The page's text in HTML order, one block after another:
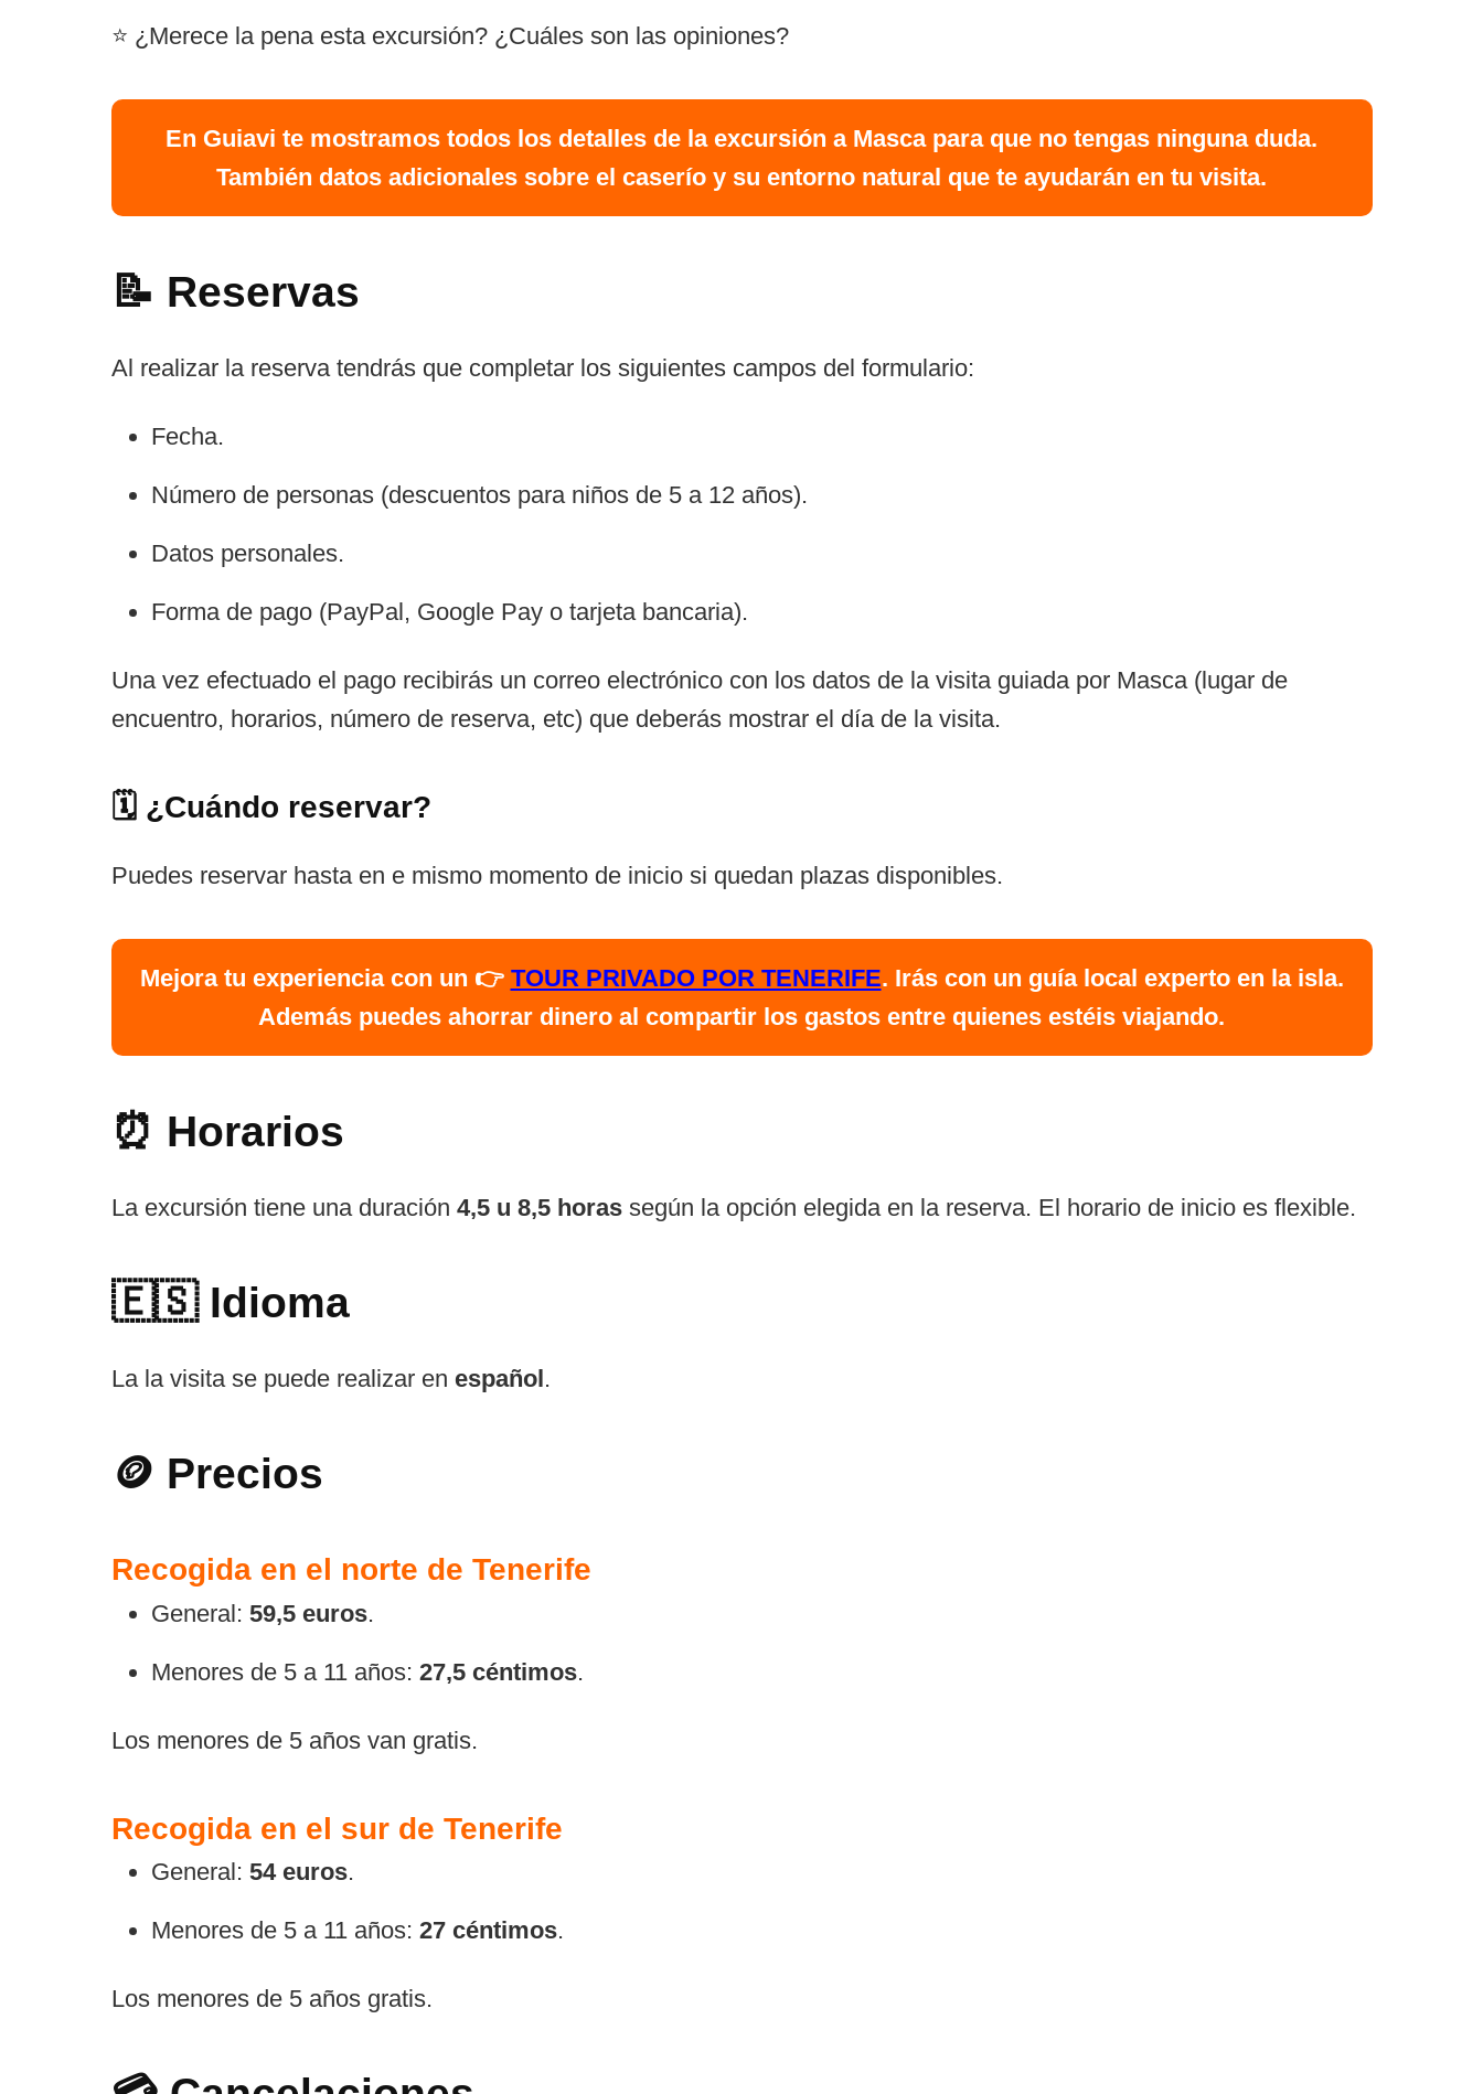
⭐ ¿Merece la pena esta excursión? ¿Cuáles son las opiniones?
En Guiavi te mostramos todos los detalles de la excursión a Masca para que no tengas ninguna duda.
También datos adicionales sobre el caserío y su entorno natural que te ayudarán en tu visita.
📝 Reservas
Al realizar la reserva tendrás que completar los siguientes campos del formulario:
Fecha.
Número de personas (descuentos para niños de 5 a 12 años).
Datos personales.
Forma de pago (PayPal, Google Pay o tarjeta bancaria).
Una vez efectuado el pago recibirás un correo electrónico con los datos de la visita guiada por Masca (lugar de
encuentro, horarios, número de reserva, etc) que deberás mostrar el día de la visita.
🗓️ ¿Cuándo reservar?
Puedes reservar hasta en e mismo momento de inicio si quedan plazas disponibles.
Mejora tu experiencia con un 👉 TOUR PRIVADO POR TENERIFE. Irás con un guía local experto en la isla.
Además puedes ahorrar dinero al compartir los gastos entre quienes estéis viajando.
⏰ Horarios
La excursión tiene una duración 4,5 u 8,5 horassegún la opción elegida en la reserva. El horario de inicio es flexible.
🇪🇸 Idioma
La la visita se puede realizar en español.
🪙 Precios
Recogida en el norte de Tenerife
General: 59,5 euros.
Menores de 5 a 11 años: 27,5 céntimos.
Los menores de 5 años van gratis.
Recogida en el sur de Tenerife
General: 54 euros.
Menores de 5 a 11 años: 27 céntimos.
Los menores de 5 años gratis.